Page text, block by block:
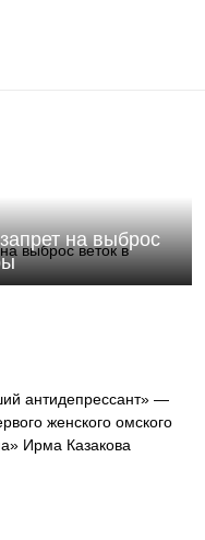
на выброс
антидепрессант» —
женского омского
Ирма Казакова